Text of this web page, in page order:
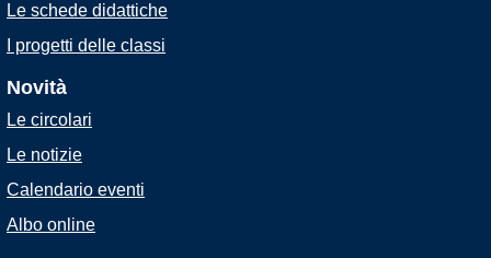
Le schede didattiche
I progetti delle classi
Novità
Le circolari
Le notizie
Calendario eventi
Albo online